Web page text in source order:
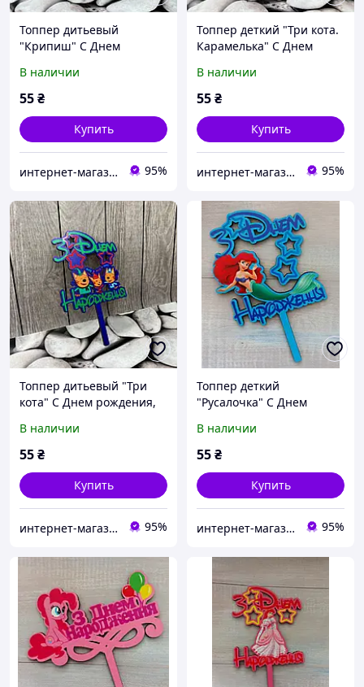
Топпер дитьевый
"Крипиш" С Днем
уп. 18*14см
В наличии
55₴
Купить
интернет-магазин "Русалочка" 95%
Топпер деткий "Три кота.
Карамелька" С Днем
уп. 18*14см
В наличии
55₴
Купить
интернет-магазин "Русалочка" 95%
Топпер дитьевый "Три
кота" С Днем рождения,
В наличии
55₴
Купить
интернет-магазин "Русалочка" 95%
Топпер деткий
"Русалочка" С Днем
уп. 18*14см
В наличии
55₴
Купить
интернет-магазин "Русалочка" 95%